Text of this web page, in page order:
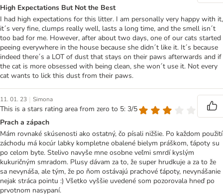
High Expectations But Not the Best
I had high expectations for this litter. I am personally very happy with it,
it´s very fine, clumps really well, lasts a long time, and the smell isn´t
too bad for me. However, after about two days, one of our cats started
peeing everywhere in the house because she didn´t like it. It´s because
indeed there´s a LOT of dust that stays on their paws afterwards and if
the cat is more obsessed with being clean, she won´t use it. Not every
cat wants to lick this dust from their paws.
11. 01. 23 | Simona
This is a stars rating area from zero to 5: 3/5
Prach a zápach
Mám rovnaké skúsenosti ako ostatný, čo písali nižšie. Po každom použití
záchodu má kocúr labky kompletne obalené bielym práškom, ťápoty su
po celom byte. Stelivo navyše mne osobne veľmi smrdí kyslým
kukuričným smradom. Plusy dávam za to, že super hrudkuje a za to že
sa nevynáša, ale tým, že po ňom ostávajú prachové ťápoty, nevynášanie
nejak stráca pointu :) Všetko vyššie uvedené som pozorovala hneď po
prvotnom nasypaní.